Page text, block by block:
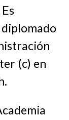
(c) en